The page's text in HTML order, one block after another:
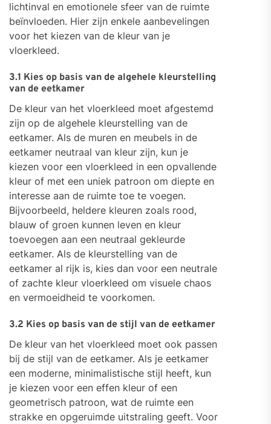
lichtinval en emotionele sfeer van de ruimte
beïnvloeden. Hier zijn enkele aanbevelingen
voor het kiezen van de kleur van je
vloerkleed.
3.1 Kies op basis van de algehele kleurstelling
van de eetkamer
De kleur van het vloerkleed moet afgestemd
zijn op de algehele kleurstelling van de
eetkamer. Als de muren en meubels in de
eetkamer neutraal van kleur zijn, kun je
kiezen voor een vloerkleed in een opvallende
kleur of met een uniek patroon om diepte en
interesse aan de ruimte toe te voegen.
Bijvoorbeeld, heldere kleuren zoals rood,
blauw of groen kunnen leven en kleur
toevoegen aan een neutraal gekleurde
eetkamer. Als de kleurstelling van de
eetkamer al rijk is, kies dan voor een neutrale
of zachte kleur vloerkleed om visuele chaos
en vermoeidheid te voorkomen.
3.2 Kies op basis van de stijl van de eetkamer
De kleur van het vloerkleed moet ook passen
bij de stijl van de eetkamer. Als je eetkamer
een moderne, minimalistische stijl heeft, kun
je kiezen voor een effen kleur of een
geometrisch patroon, wat de ruimte een
strakke en opgeruimde uitstraling geeft. Voor